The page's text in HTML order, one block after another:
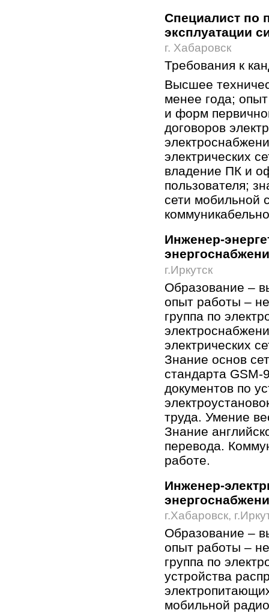
Специалист по
эксплуатации
г. Хабаровск
Требования к
Высшее
менее года;
и форм
договоров
электрических
владение ПК и
пользователя;
сети мобильной
Инженер-
г.Иркутск
Образование –
опыт работы –
группа по
электрических
Знание основ
стандарта
документов по
труда. Умение
Знание
перевода.
работе.
Инженер-
г.Хабаровск,
Образование –
опыт работы –
группа по
устройства
мобильной